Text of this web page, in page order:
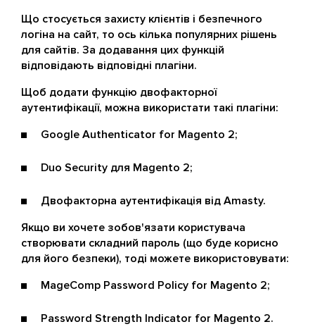
Що стосується захисту клієнтів і безпечного
логіна на сайт, то ось кілька популярних рішень
для сайтів. За додавання цих функцій
відповідають відповідні плагіни.
Щоб додати функцію двофакторної
аутентифікації, можна використати такі плагіни:
Google Authenticator for Magento 2;
Duo Security для Magento 2;
Двофакторна аутентифікація від Amasty.
Якщо ви хочете зобов'язати користувача
створювати складний пароль (що буде корисно
для його безпеки), тоді можете використовувати:
MageComp Password Policy for Magento 2;
Password Strength Indicator for Magento 2.